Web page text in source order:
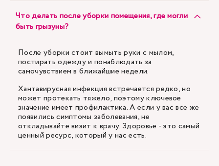
Что делать после уборки помещения, где могли
быть грызуны?
После уборки стоит вымыть руки с мылом,
постирать одежду и понаблюдать за
самочувствием в ближайшие недели.
Хантавирусная инфекция встречается редко, но
может протекать тяжело, поэтому ключевое
значение имеет профилактика. А если у вас все же
появились симптомы заболевания, не
откладывайте визит к врачу. Здоровье - это самый
ценный ресурс, который у нас есть.